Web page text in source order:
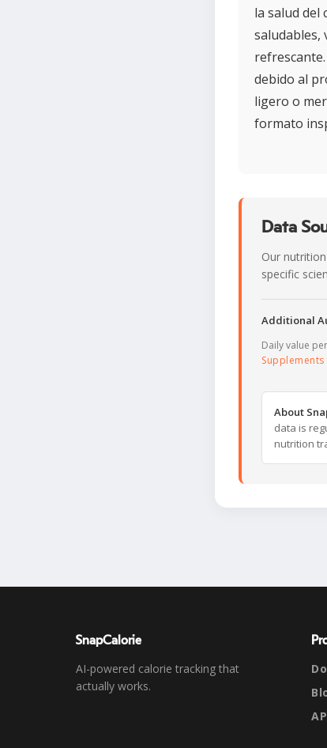
la salud del
saludables,
debido al
ligero o
formato
Data
Our
specific
Additional
Daily value
Supplements
About
data is
nutrition
SnapCalorie
AI-powered calorie tracking that
actually works.